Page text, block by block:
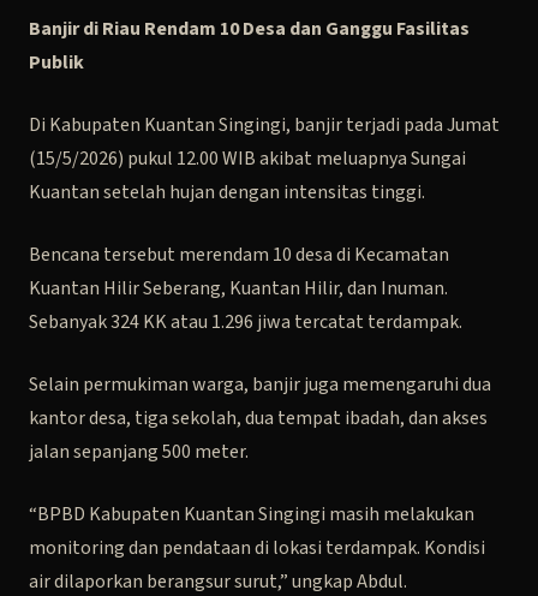
Banjir di Riau Rendam 10 Desa dan Ganggu Fasilitas
Publik
Di Kabupaten Kuantan Singingi, banjir terjadi pada Jumat
(15/5/2026) pukul 12.00 WIB akibat meluapnya Sungai
Kuantan setelah hujan dengan intensitas tinggi.
Bencana tersebut merendam 10 desa di Kecamatan
Kuantan Hilir Seberang, Kuantan Hilir, dan Inuman.
Sebanyak 324 KK atau 1.296 jiwa tercatat terdampak.
Selain permukiman warga, banjir juga memengaruhi dua
kantor desa, tiga sekolah, dua tempat ibadah, dan akses
jalan sepanjang 500 meter.
“BPBD Kabupaten Kuantan Singingi masih melakukan
monitoring dan pendataan di lokasi terdampak. Kondisi
air dilaporkan berangsur surut,” ungkap Abdul.